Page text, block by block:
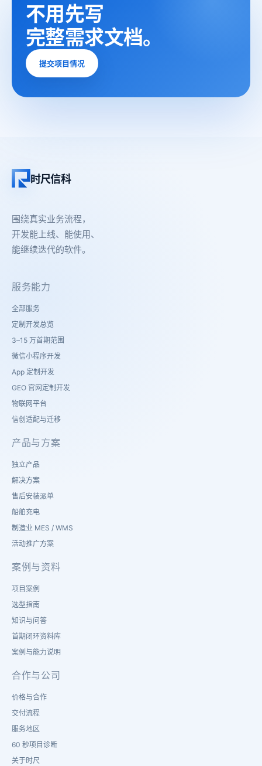
不用先写
完整需求文档。
提交项目情况
时尺信科
围绕真实业务流程，
开发能上线、能使用、
能继续迭代的软件。
服务能力
全部服务
定制开发总览
3–15 万首期范围
微信小程序开发
App 定制开发
GEO 官网定制开发
物联网平台
信创适配与迁移
产品与方案
独立产品
解决方案
售后安装派单
船舶充电
制造业 MES / WMS
活动推广方案
案例与资料
项目案例
选型指南
知识与问答
首期闭环资料库
案例与能力说明
合作与公司
价格与合作
交付流程
服务地区
60 秒项目诊断
关于时尺